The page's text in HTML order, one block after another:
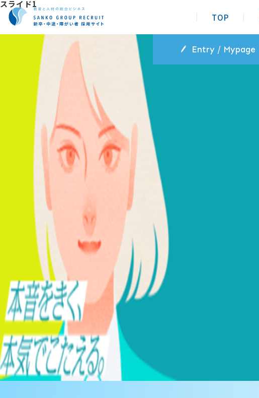
TOP
Entry / Mypage
スライド1
投
過